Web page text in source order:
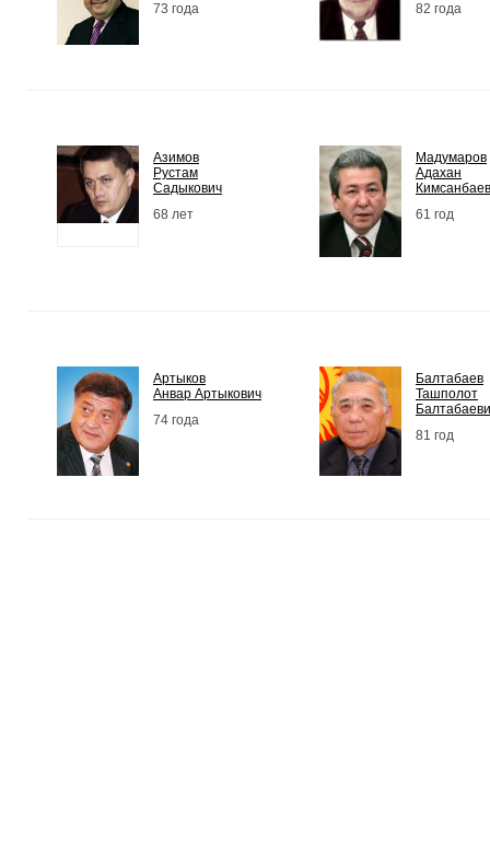
73 года
82 года
Азимов
Рустам
Садыкович
68 лет
Мадумаров
Адахан
61 год
Артыков
Анвар Артыкович
74 года
Балтабаев
Ташполот
81 год